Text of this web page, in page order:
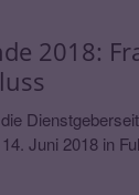
2018:
Juni 2018 in